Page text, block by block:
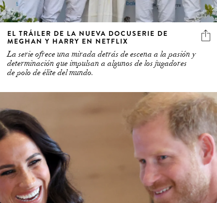
EL TRÁILER DE LA NUEVA DOCUSERIE DE
MEGHAN Y HARRY EN NETFLIX
La serie ofrece una mirada detrás de escena a la pasión y
determinación que impulsan a algunos de los jugadores
de polo de élite del mundo.